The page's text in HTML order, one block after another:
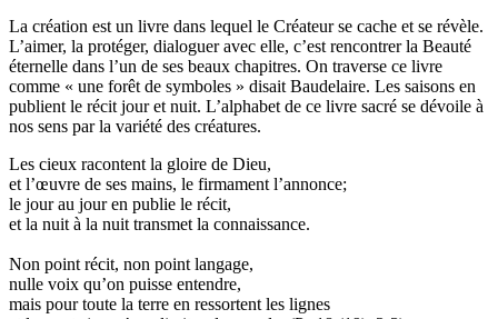
La création est un livre dans lequel le Créateur se cache et se révèle.
L’aimer, la protéger, dialoguer avec elle, c’est rencontrer la Beauté
éternelle dans l’un de ses beaux chapitres. On traverse ce livre
comme « une forêt de symboles » disait Baudelaire. Les saisons en
publient le récit jour et nuit. L’alphabet de ce livre sacré se dévoile à
nos sens par la variété des créatures.
Les cieux racontent la gloire de Dieu,
et l’œuvre de ses mains, le firmament l’annonce;
le jour au jour en publie le récit,
et la nuit à la nuit transmet la connaissance.
Non point récit, non point langage,
nulle voix qu’on puisse entendre,
mais pour toute la terre en ressortent les lignes